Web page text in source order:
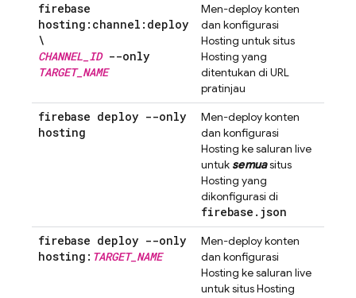
firebase
hosting:channel:deploy
\
CHANNEL ID--only
TARGET_ NAME
Men-deploy konten
dan konfigurasi
Hosting untuk situs
Hosting yang
ditentukan di URL
pratinjau
firebase deploy --only
hosting
Men-deploy konten
dan konfigurasi
Hosting ke saluran live
untuk semuasitus
Hosting yang
dikonfigurasi di
firebase . json
firebase deploy --only
hosting: TARGET_ NAME
Men-deploy konten
dan konfigurasi
Hosting ke saluran live
untuk situsHosting